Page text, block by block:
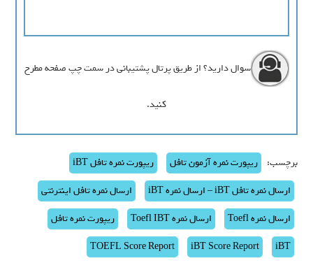
سوال دارید؟ از طریق پرتال پشتیبانی در سمت چپ صفحه مطرح
کنید.
برچسب: ریپورت نمره آزمون تافل
ریپورت نمره تافل iBT
ارسال نمره تافل iBT – ارسال نمره iBT
ارسال نمره تافل اینترنتی
ارسال نمره Toefl
ارسال نمره Toefl IBT
ریپورت نمره تافل
iBT
iBT Score Report
TOEFL Score Report